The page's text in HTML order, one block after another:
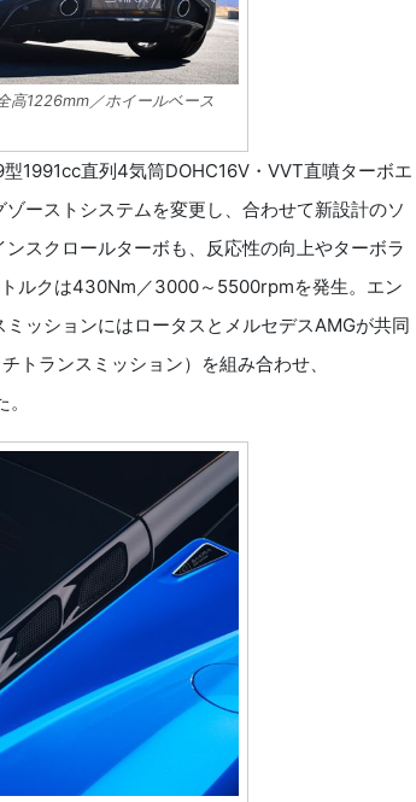
1226mm／ホイールベース
1991cc直列4気筒DOHC16V・VVT直噴ターボエ
ーストシステムを変更し、合わせて新設計のソ
スクロールターボも、反応性の向上やターボラ
ルクは430Nm／3000～5500rpmを発生。エン
ッションにはロータスとメルセデスAMGが共同
トランスミッション）を組み合わせ、